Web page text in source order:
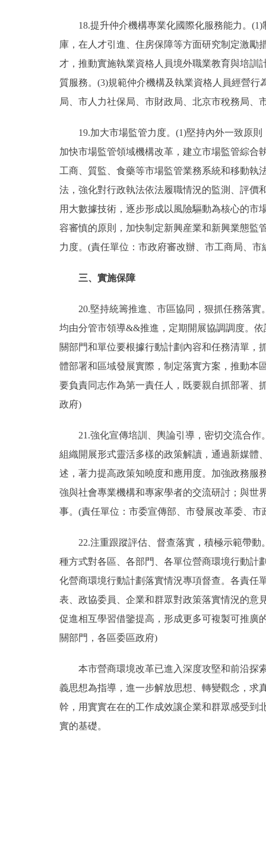
18.提升仲介機構專業化國際化服務能力。(1)
庫，在人才引進、住房保障等方面研究制定激勵
才，推動實施執業資格人員境外職業教育與培訓
質服務。(3)規範仲介機構及執業資格人員經營
局、市人力社保局、市財政局、北京市稅務局、
19.加大市場監管力度。(1)堅持內外一致原則
加快市場監管領域機構改革，建立市場監管綜合
工商、質監、食藥等市場監管業務系統和移動執
法，強化對行政執法依法履職情況的監測、評價
用大數據技術，逐步形成以風險驅動為核心的市
容審慎的原則，加快制定新興産業和新興業態監
力度。(責任單位：市政府審改辦、市工商局、
三、實施保障
20.堅持統籌推進、市區協同，狠抓任務落實
均由分管市領導&&推進，定期開展協調調度。
關部門和單位要根據行動計劃內容和任務清單，
體部署和區域發展實際，制定落實方案，推動本
要負責同志作為第一責任人，既要親自抓部署、
政府)
21.強化宣傳培訓、輿論引導，密切交流合作
組織開展形式靈活多樣的政策解讀，通過新媒體
述，著力提高政策知曉度和應用度。加強政務服
強與社會專業機構和專家學者的交流研討；與世
事。(責任單位：市委宣傳部、市發展改革委、
22.注重跟蹤評估、督查落實，積極示範帶動
種方式對各區、各部門、各單位營商環境行動計
化營商環境行動計劃落實情況專項督查。各責任
表、政協委員、企業和群眾對政策落實情況的意
促進相互學習借鑒提高，形成更多可複製可推廣
關部門，各區委區政府)
本市營商環境改革已進入深度攻堅和前沿探索
義思想為指導，進一步解放思想、轉變觀念，求
幹，用實實在在的工作成效讓企業和群眾感受到
實的基礎。